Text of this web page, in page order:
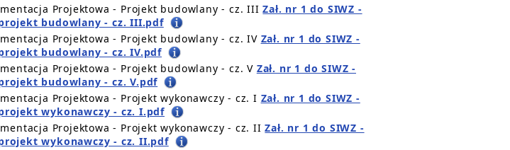
Projektowa - Projekt budowlany - cz. IIIZał. nr 1 do SIWZ -
budowlany - cz. III.pdf
Projektowa - Projekt budowlany - cz. IV Zał. nr 1 do SIWZ -
budowlany - cz. IV.pdf
Projektowa - Projekt budowlany - cz. V Zał. nr 1 do SIWZ -
budowlany - cz. V.pdf
Projektowa - Projekt wykonawczy - cz. I Zał. nr 1 do SIWZ -
wykonawczy - cz. I.pdf
Projektowa - Projekt wykonawczy - cz. IIZał. nr 1 do SIWZ -
wykonawczy - cz. II.pdf